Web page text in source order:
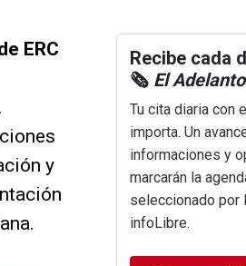
ERC
y
Recibe cada
🗞️ El Adelanto
Tu cita diaria con
importa. Un
informaciones y
marcarán la
seleccionado por
infoLibre.